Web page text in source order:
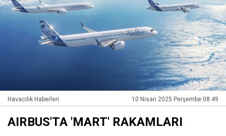
Havacılık Haberleri 10 Nisan 2025 Perşembe 08:49
AIRBUS'TA 'MART' RAKAMLARI